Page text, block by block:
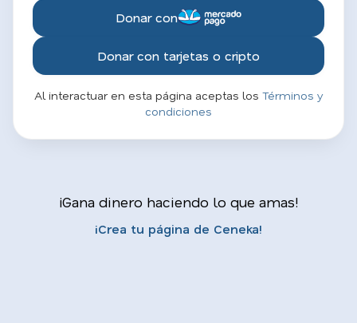
Donar con
Donar con tarjetas o cripto
Al interactuar en esta página aceptas los Términos y
condiciones
¡Gana dinero haciendo lo que amas!
¡Crea tu página de Ceneka!